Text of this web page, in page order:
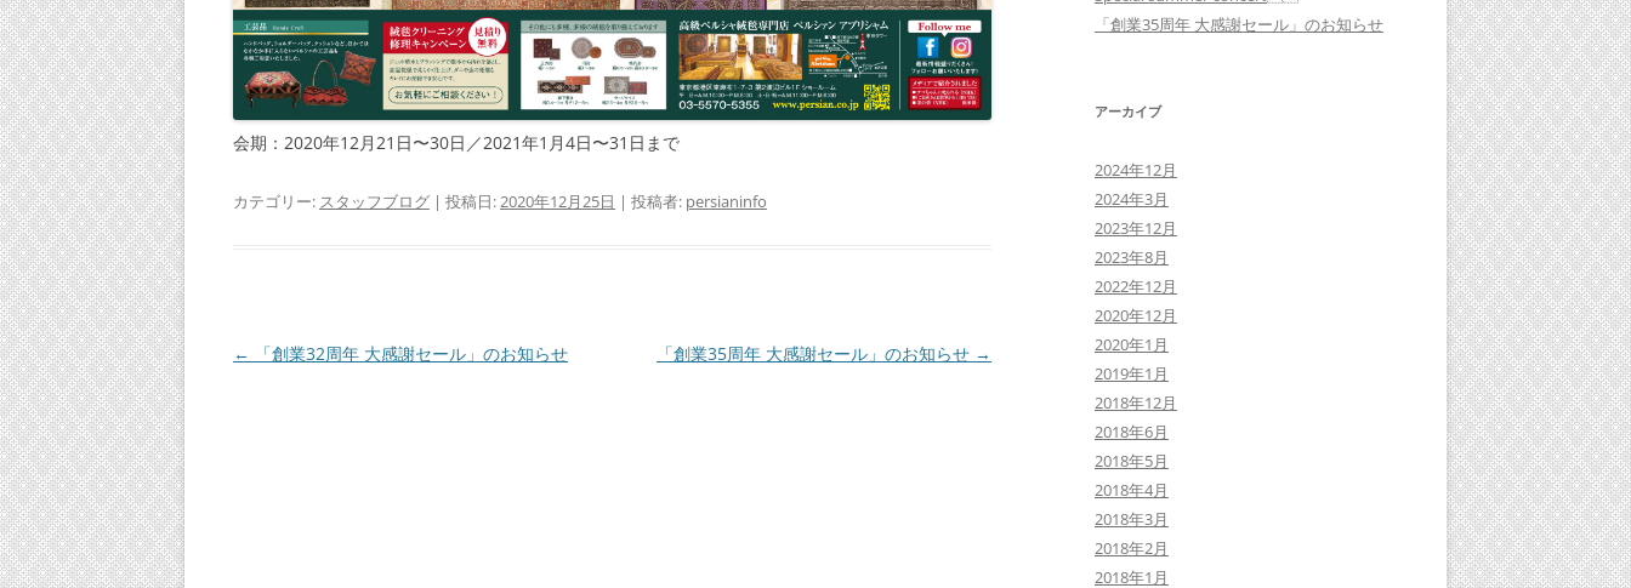
会期：2020年12月21日〜30日／2021年1月4日〜31日まで
カテゴリー: スタッフブログ | 投稿日:2020年12月25日 | 投稿者: persianinfo
投
← 「創業32周年 大感謝セール」のお知らせ 「創業35周年 大感謝セール」のお知らせ →
「創業35周年 大感謝セール」のお知らせ
アーカイブ
2024年12月
2024年3月
2023年12月
2023年8月
2022年12月
2020年12月
2020年1月
2019年1月
2018年12月
2018年6月
2018年5月
2018年4月
2018年3月
2018年2月
2018年1月